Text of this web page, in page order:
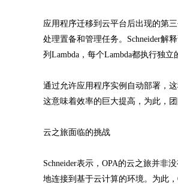
应用程序迁移到云平台后出现的第
处理置备和管理任务。Schneider解
列Lambda，每个Lambda都执行独
通过允许应用程序实例自动部署，
这意味着效率的巨大提高，为此，
云之旅面临的挑战
Schneider表示，OPA的云之旅并非
地连接到基于云计算的环境。为此